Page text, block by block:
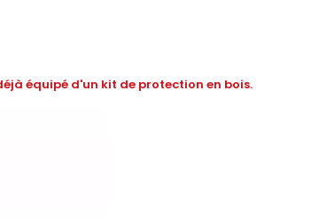
équipé d'un kit de protection en bois.